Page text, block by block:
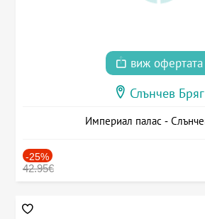
виж офертата
Слънчев Бряг
Империал палас -
-25%
42.95€